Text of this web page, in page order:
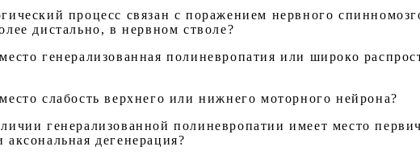
процесс связан с поражением нервного
дистально, в нервном стволе?
генерализованная полиневропатия или широко
слабость верхнего или нижнего моторного нейрона?
генерализованной полиневропатии имеет место
аксональная дегенерация?